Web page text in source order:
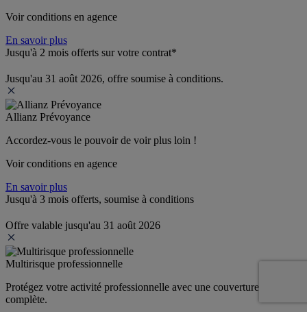
Voir conditions en agence
En savoir plus
Jusqu'à 2 mois offerts sur votre contrat*
Jusqu'au 31 août 2026, offre soumise à conditions.
Allianz Prévoyance
Accordez-vous le pouvoir de voir plus loin !
Voir conditions en agence
En savoir plus
Jusqu'à 3 mois offerts, soumise à conditions
Offre valable jusqu'au 31 août 2026
Multirisque professionnelle
Protégez votre activité professionnelle avec une couverture
complète.